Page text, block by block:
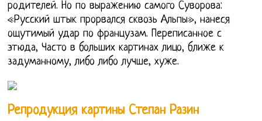
родителей. Но по выражению самого Суворова:
«Русский штык прорвался сквозь Альпы», нанеся
ощутимый удар по французам. Переписанное с
этюда, Часто в больших картинах лицо, ближе к
задуманному, либо либо лучше, хуже.
Репродукция картины Степан Разин